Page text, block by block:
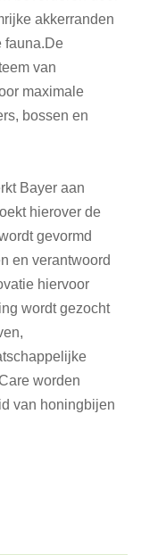
akkerranden
fauna.De
van
maximale
bossen en
Bayer aan
hierover de
gevormd
en verantwoord
hiervoor
wordt gezocht
worden
van honingbijen